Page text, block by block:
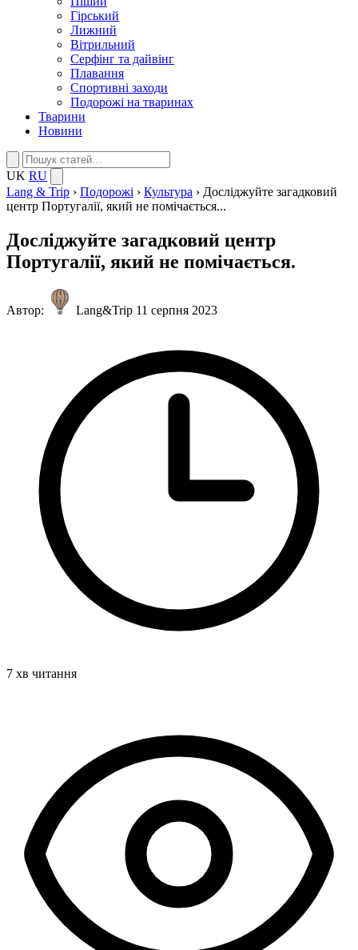
Гірський
Лижний
Вітрильний
Серфінг та дайвінг
Плавання
Спортивні заходи
Подорожі на тваринах
Тварини
Новини
UK RU
Lang & Trip › Подорожі › Культура › Досліджуйте загадковий
центр Португалії, який не помічається...
Досліджуйте загадковий центр
Португалії, який не помічається.
Автор: Lang&Trip 11 серпня 2023
7 хв читання